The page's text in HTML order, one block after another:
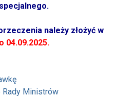
należy złożyć w
04.09.2025.
Ministrów